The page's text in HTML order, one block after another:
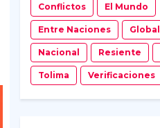
Conflictos El Mundo
Entre Naciones Global
Nacional Resiente
Tolima Verificaciones